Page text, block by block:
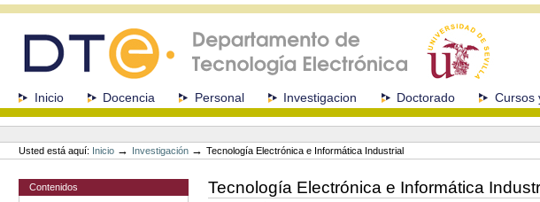
navegación
SeccionesInicio Docencia Personal Investigacion Doctorado Cursos
Herramientas
Personales
Usted está aquí: Inicio → Investigación →Tecnología Electrónica e Informática Industrial
Contenidos Tecnología Electrónica e Informática